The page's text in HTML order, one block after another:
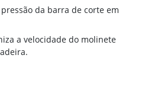
da barra de corte em
a velocidade do molinete